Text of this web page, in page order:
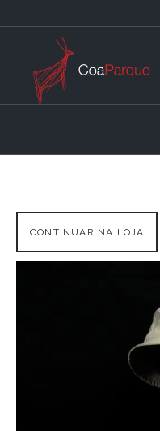
CONTINUAR NA LOJA